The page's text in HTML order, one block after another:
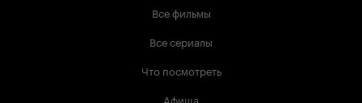
Все фильмы
Все сериалы
Что посмотреть
Афиша